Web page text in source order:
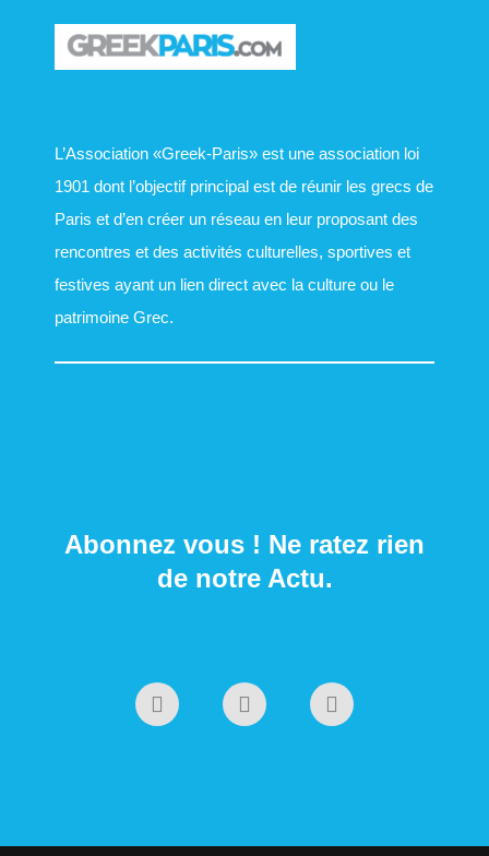
L’Association «Greek-Paris» est une association loi
1901 dont l’objectif principal est de réunir les grecs de
Paris et d’en créer un réseau en leur proposant des
rencontres et des activités culturelles, sportives et
festives ayant un lien direct avec la culture ou le
patrimoine Grec.
Abonnez vous ! Ne ratez rien
de notre Actu.